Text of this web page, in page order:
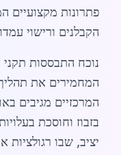
פתרונות מקצועיים
הקבלנים ורישוי
נוכח התבססות תקני
המחמירים את תהליך
המרכזיים מגיבים
בזבוז וחוסכת
יציב, שבו רגולציות